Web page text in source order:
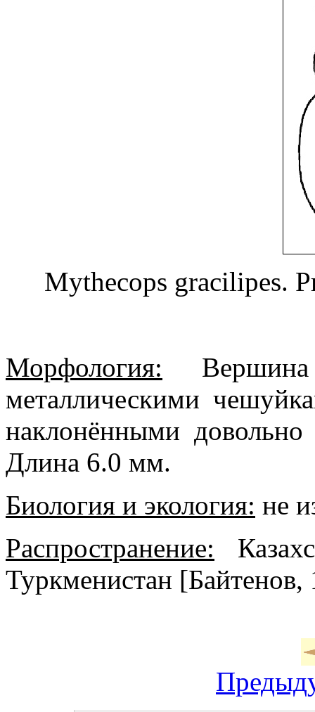
Mythecops gracilipes.
Морфология: Вершина
металлическими
наклонёнными
Длина 6.0 мм.
Биология и экология: не
Распространение:
Туркменистан [Байтенов,